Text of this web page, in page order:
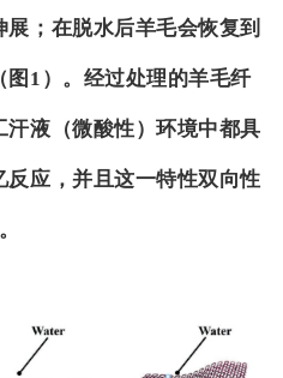
；在脱水后羊毛会恢复到
1）。经过处理的羊毛纤
液（微酸性）环境中都具
应，并且这一特性双向性